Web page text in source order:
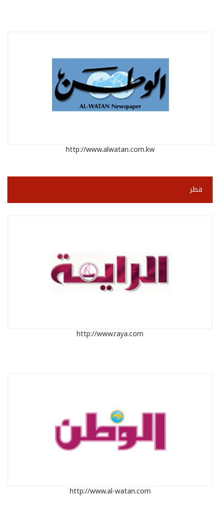
http://www.alwatan.com.kw
قطر
http://www.raya.com
http://www.al-watan.com